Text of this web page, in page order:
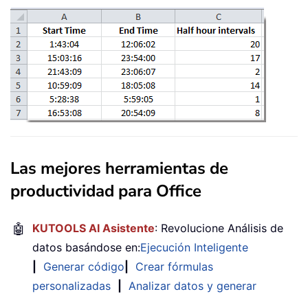
Las mejores herramientas de
productividad para Office
🤖 KUTOOLS AI Asistente: Revolucione Análisis de
datos basándose en:Ejecución Inteligente
Generar código
Crear fórmulas
personalizadas
Analizar datos y generar